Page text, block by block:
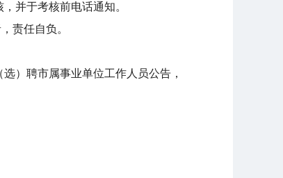
并于考核前电话通知。
责任自负。
）聘市属事业单位工作人员公告，